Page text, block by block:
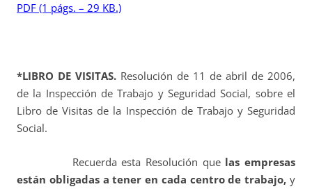
PDF (1 págs. – 29 KB.)
*LIBRO DE VISITAS. Resolución de 11 de abril de 2006,
de la Inspección de Trabajo y Seguridad Social, sobre el
Libro de Visitas de la Inspección de Trabajo y Seguridad
Social.
Recuerda esta Resolución que las empresas
están obligadas a tener en cada centro de trabajo,y